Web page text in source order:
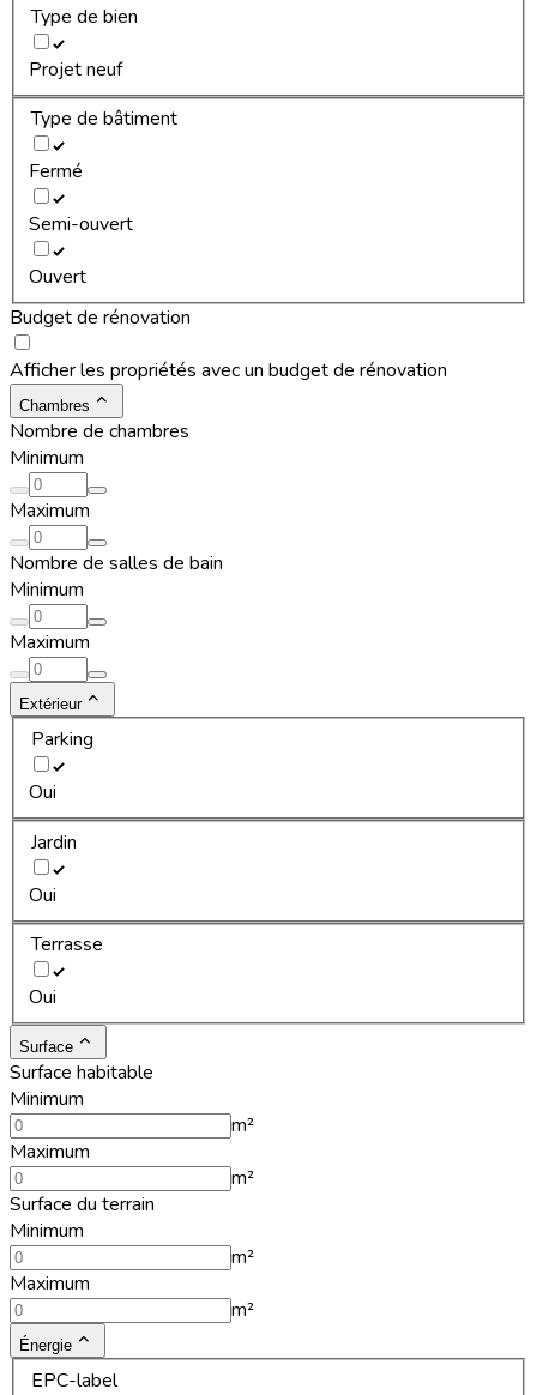
Type de bien
Projet neuf
Type de bâtiment
Fermé
Semi-ouvert
Ouvert
Budget de rénovation
Afficher les propriétés avec un budget de rénovation
Chambres
Nombre de chambres
Minimum
Maximum
Nombre de salles de bain
Minimum
Maximum
Extérieur
Parking
Oui
Jardin
Oui
Terrasse
Oui
Surface
Surface habitable
Minimum
m²
Maximum
m²
Surface du terrain
Minimum
m²
Maximum
m²
Énergie
EPC-label